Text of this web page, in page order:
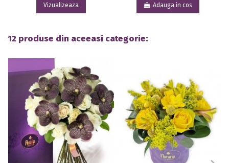
Vizualizeaza Adauga in cos
12 produse din aceeasi categorie: